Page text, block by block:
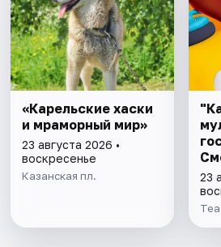
«Карельские хаски
и мраморный мир»
23 августа 2026 •
воскресенье
Казанская пл.
23